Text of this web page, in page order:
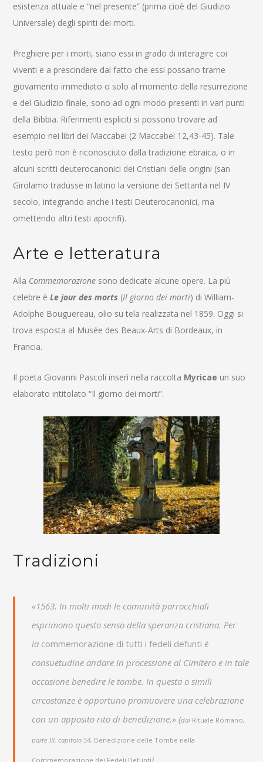
esistenza attuale e “nel presente” (prima cioè del Giudizio
Universale) degli spiriti dei morti.
Preghiere per i morti, siano essi in grado di interagire coi
viventi e a prescindere dal fatto che essi possano trarne
giovamento immediato o solo al momento della resurrezione
e del Giudizio finale, sono ad ogni modo presenti in vari punti
della Bibbia. Riferimenti espliciti si possono trovare ad
esempio nei libri dei Maccabei (2 Maccabei 12,43-45). Tale
testo però non è riconosciuto dalla tradizione ebraica, o in
alcuni scritti deuterocanonici dei Cristiani delle origini (san
Girolamo tradusse in latino la versione dei Settanta nel IV
secolo, integrando anche i testi Deuterocanonici, ma
omettendo altri testi apocrifi).
Arte e letteratura
Alla Commemorazione sono dedicate alcune opere. La più
celebre èLe jour des morts (Il giorno dei morti) di William-
Adolphe Bouguereau, olio su tela realizzata nel 1859. Oggi si
trova esposta al Musée des Beaux-Arts di Bordeaux, in
Francia.
Il poeta Giovanni Pascoli inserì nella raccolta Myricae un suo
elaborato intitolato “Il giorno dei morti”.
Tradizioni
«1563. In molti modi le comunità parrocchiali
esprimono questo senso della speranza cristiana. Per
la commemorazione di tutti i fedeli defunti è
consuetudine andare in processione al Cimitero e in tale
occasione benedire le tombe. In questa o simili
circostanze è opportuno promuovere una celebrazione
con un apposito rito di benedizione.» (dal Rituale Romano,
parte III, capitolo 54, Benedizione delle Tombe nella
Commemorazione dei Fedeli Defunti)